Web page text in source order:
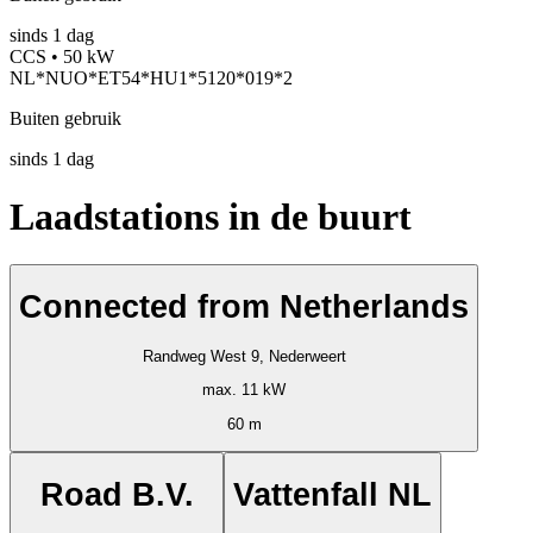
sinds 1 dag
CCS • 50 kW
NL*NUO*ET54*HU1*5120*019*2
Buiten gebruik
sinds 1 dag
Laadstations in de buurt
Connected from Netherlands
Randweg West 9, Nederweert
max. 11 kW
60 m
Road B.V. Vattenfall NL